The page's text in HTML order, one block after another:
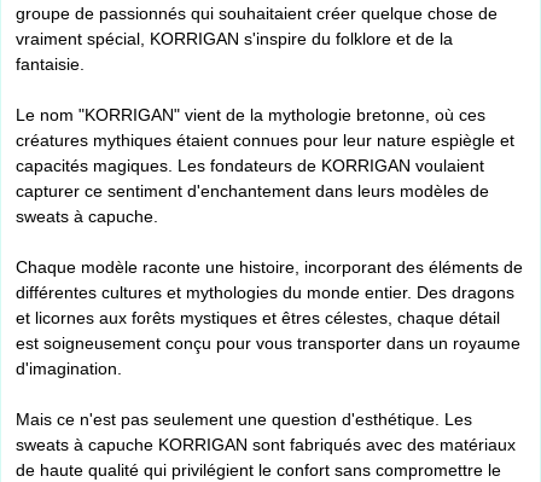
groupe de passionnés qui souhaitaient créer quelque chose de
vraiment spécial, KORRIGAN s'inspire du folklore et de la
fantaisie.
Le nom "KORRIGAN" vient de la mythologie bretonne, où ces
créatures mythiques étaient connues pour leur nature espiègle et
capacités magiques. Les fondateurs de KORRIGAN voulaient
capturer ce sentiment d'enchantement dans leurs modèles de
sweats à capuche.
Chaque modèle raconte une histoire, incorporant des éléments de
différentes cultures et mythologies du monde entier. Des dragons
et licornes aux forêts mystiques et êtres célestes, chaque détail
est soigneusement conçu pour vous transporter dans un royaume
d'imagination.
Mais ce n'est pas seulement une question d'esthétique. Les
sweats à capuche KORRIGAN sont fabriqués avec des matériaux
de haute qualité qui privilégient le confort sans compromettre le